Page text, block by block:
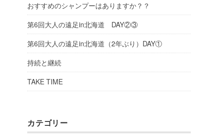
おすすめのシャンプーはありますか？？
第6回大人の遠足in北海道 DAY②③
第6回大人の遠足in北海道（2年ぶり）DAY①
持続と継続
TAKE TIME
カテゴリー